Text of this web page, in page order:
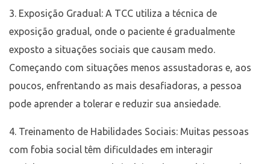
Exposição Gradual: A TCC utiliza a técnica de
exposição gradual, onde o paciente é gradualmente
exposto a situações sociais que causam medo.
Começando com situações menos assustadoras e, aos
poucos, enfrentando as mais desafiadoras, a pessoa
pode aprender a tolerar e reduzir sua ansiedade.
Treinamento de Habilidades Sociais: Muitas pessoas
com fobia social têm dificuldades em interagir